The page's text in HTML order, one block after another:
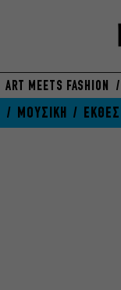
ART MEETS FASHION
ΜΟΥΣΙΚΗ